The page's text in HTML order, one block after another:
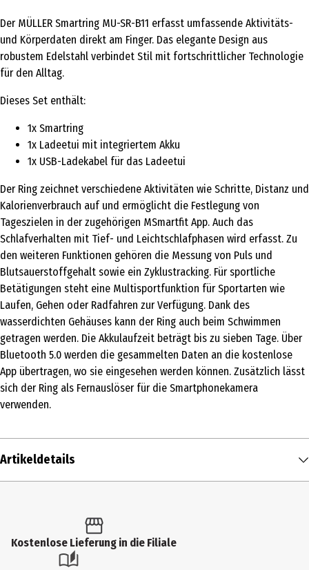
Der MÜLLER Smartring MU-SR-B11 erfasst umfassende Aktivitäts-
und Körperdaten direkt am Finger. Das elegante Design aus
robustem Edelstahl verbindet Stil mit fortschrittlicher Technologie
für den Alltag.
Dieses Set enthält:
1x Smartring
1x Ladeetui mit integriertem Akku
1x USB-Ladekabel für das Ladeetui
Der Ring zeichnet verschiedene Aktivitäten wie Schritte, Distanz und
Kalorienverbrauch auf und ermöglicht die Festlegung von
Tageszielen in der zugehörigen MSmartfit App. Auch das
Schlafverhalten mit Tief- und Leichtschlafphasen wird erfasst. Zu
den weiteren Funktionen gehören die Messung von Puls und
Blutsauerstoffgehalt sowie ein Zyklustracking. Für sportliche
Betätigungen steht eine Multisportfunktion für Sportarten wie
Laufen, Gehen oder Radfahren zur Verfügung. Dank des
wasserdichten Gehäuses kann der Ring auch beim Schwimmen
getragen werden. Die Akkulaufzeit beträgt bis zu sieben Tage. Über
Bluetooth 5.0 werden die gesammelten Daten an die kostenlose
App übertragen, wo sie eingesehen werden können. Zusätzlich lässt
sich der Ring als Fernauslöser für die Smartphonekamera
verwenden.
Artikeldetails
Produkttyp
Kostenlose Lieferung in die Filiale